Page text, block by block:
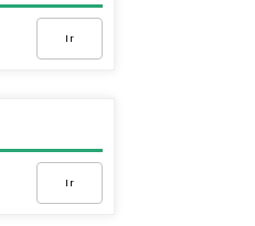
Ir
Ir